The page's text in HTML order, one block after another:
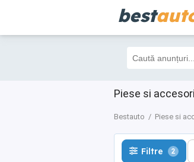
best
Piese si
Bestauto Piese si
Filtre 2
Filtre 2